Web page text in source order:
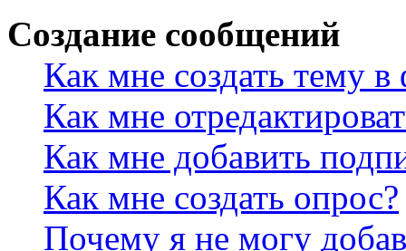
Создание сообщений
Как мне создать тему
Как мне
Как мне добавить
Как мне создать опрос?
Почему я не могу